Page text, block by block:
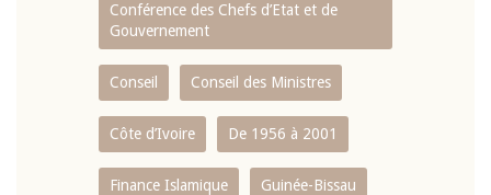
Conférence des Chefs d’Etat et de
Gouvernement
Conseil Conseil des Ministres
Côte d’Ivoire De 1956 à 2001
Finance Islamique Guinée-Bissau